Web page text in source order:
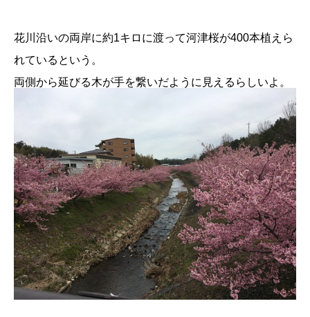
花川沿いの両岸に約1キロに渡って河津桜が400本植えら
れているという。
両側から延びる木が手を繋いだように見えるらしいよ。